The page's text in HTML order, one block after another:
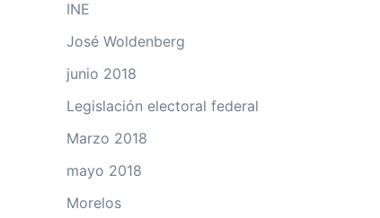
INE
José Woldenberg
junio 2018
Legislación electoral federal
Marzo 2018
mayo 2018
Morelos